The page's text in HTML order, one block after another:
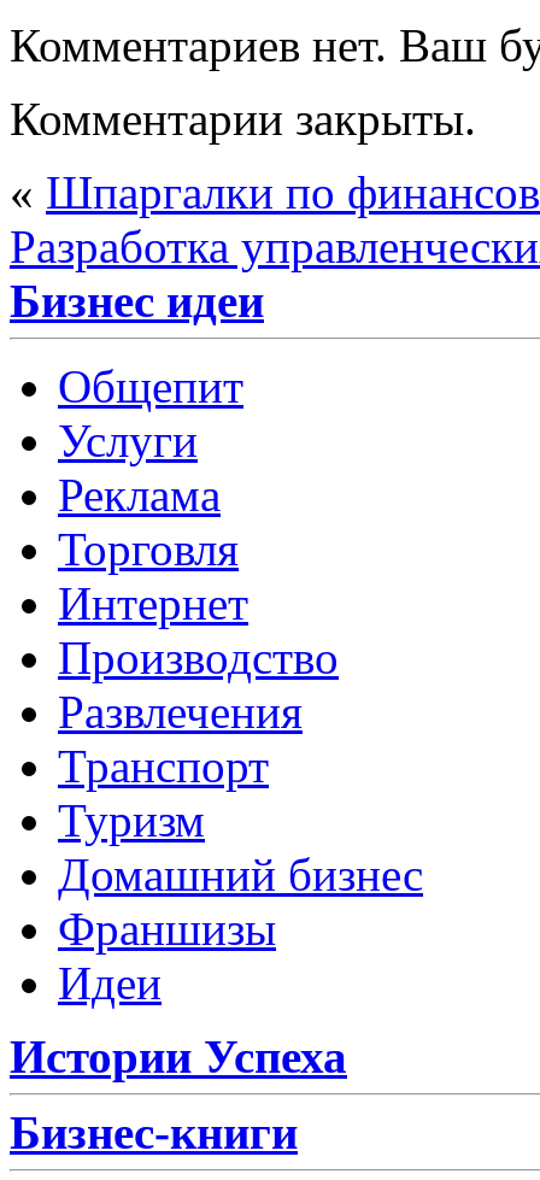
Комментариев нет. Ваш
Комментарии закрыты.
« Шпаргалки по
Разработка
Бизнес идеи
Общепит
Услуги
Реклама
Торговля
Интернет
Производство
Развлечения
Транспорт
Туризм
Домашний бизнес
Франшизы
Идеи
Истории Успеха
Бизнес-книги